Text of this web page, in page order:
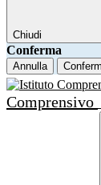
Chiudi
Conferma
Annulla
Comprensivo